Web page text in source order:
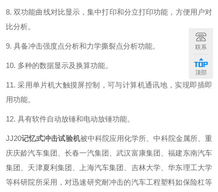
8. 双功能曲线对比显示，集中打印和分立打印功能，方便用户对
比分析。
9. 具备冲击强度点分析和力学撕裂点分析功能。
10. 多种的数据显示及换算功能。
11. 采用单片机大触摸屏控制，可与计算机通讯地，实现即插即
用功能。
12. 具有软件自动放锤和电动放锤功能。
JJ20记忆式冲击试验机被中科院应用化学所、中科院金属所、重
庆庆龄汽车集团、长春一汽集团、武汉富康集团、福建东南汽车
集团、天津夏利集团、上海汽车集团、吉林大学、华东理工大学
等科研院所采用，对迅速研究耐冲击的汽车工程塑料如保险杠等
联系
顶部